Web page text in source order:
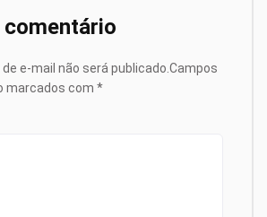
comentário
e-mail não será publicado. Campos
marcados com *